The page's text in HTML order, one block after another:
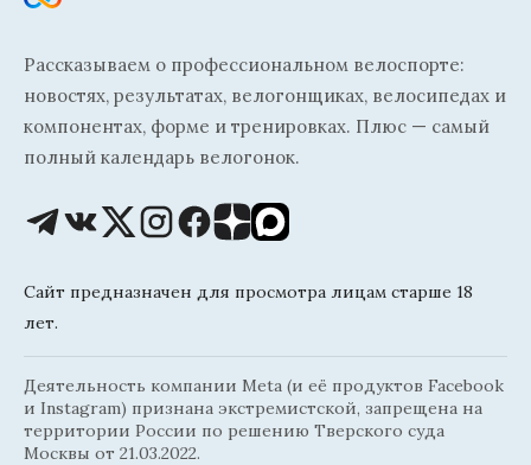
Рассказываем о профессиональном велоспорте:
новостях, результатах, велогонщиках, велосипедах и
компонентах, форме и тренировках. Плюс — самый
полный календарь велогонок.
Сайт предназначен для просмотра лицам старше 18
лет.
Деятельность компании Meta (и её продуктов Facebook
и Instagram) признана экстремистской, запрещена на
территории России по решению Тверского суда
Москвы от 21.03.2022.